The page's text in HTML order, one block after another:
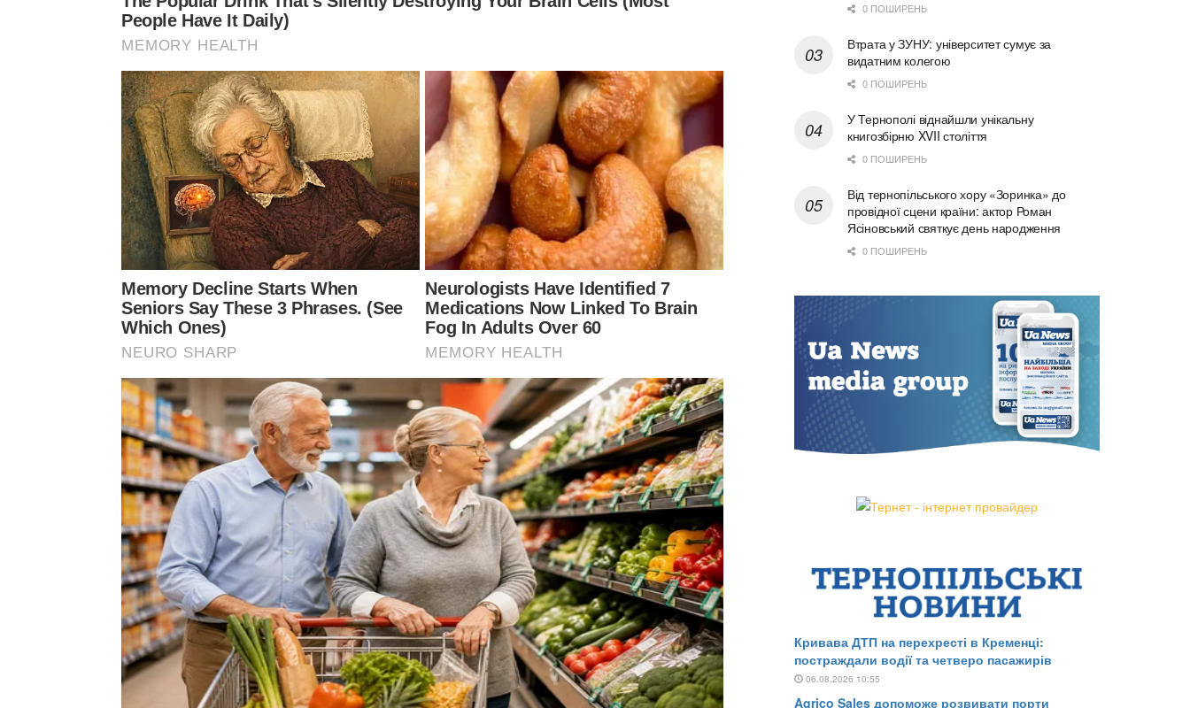
0 ПОШИРЕНЬ
Втрата у ЗУНУ: університет сумує за
видатним колегою
0 ПОШИРЕНЬ
У Тернополі віднайшли унікальну
книгозбірню XVII століття
0 ПОШИРЕНЬ
Від тернопільського хору «Зоринка» до
провідної сцени країни: актор Роман
Ясіновський святкує день народження
0 ПОШИРЕНЬ